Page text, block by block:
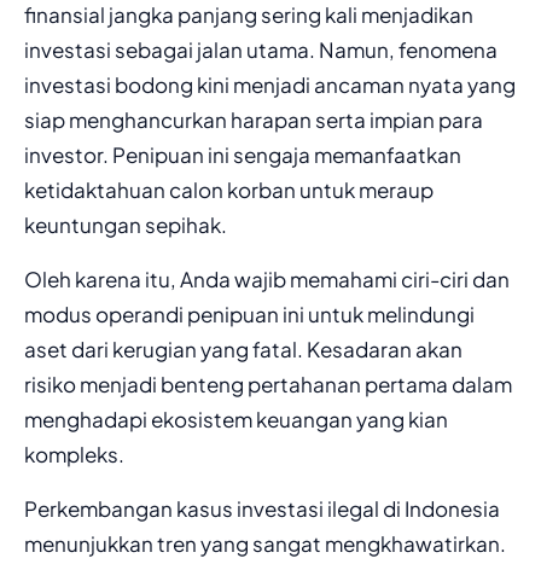
finansial jangka panjang sering kali menjadikan
investasi sebagai jalan utama. Namun, fenomena
investasi bodong kini menjadi ancaman nyata yang
siap menghancurkan harapan serta impian para
investor. Penipuan ini sengaja memanfaatkan
ketidaktahuan calon korban untuk meraup
keuntungan sepihak.
Oleh karena itu, Anda wajib memahami ciri-ciri dan
modus operandi penipuan ini untuk melindungi
aset dari kerugian yang fatal. Kesadaran akan
risiko menjadi benteng pertahanan pertama dalam
menghadapi ekosistem keuangan yang kian
kompleks.
Perkembangan kasus investasi ilegal di Indonesia
menunjukkan tren yang sangat mengkhawatirkan.